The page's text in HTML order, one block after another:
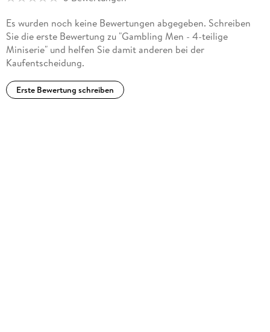
Es wurden noch keine Bewertungen abgegeben. Schreiben
Sie die erste Bewertung zu "Gambling Men - 4-teilige
Miniserie" und helfen Sie damit anderen bei der
Kaufentscheidung.
Erste Bewertung schreiben